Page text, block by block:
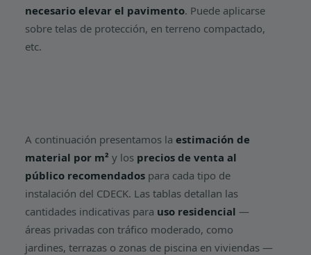
necesario elevar el pavimento. Puede aplicarse
sobre telas de protección, en terreno compactado,
etc.
A continuación presentamos la estimación de
material por m² y los precios de venta al
público recomendados para cada tipo de
instalación del CDECK. Las tablas detallan las
cantidades indicativas para uso residencial —
áreas privadas con tráfico moderado, como
jardines, terrazas o zonas de piscina en viviendas —